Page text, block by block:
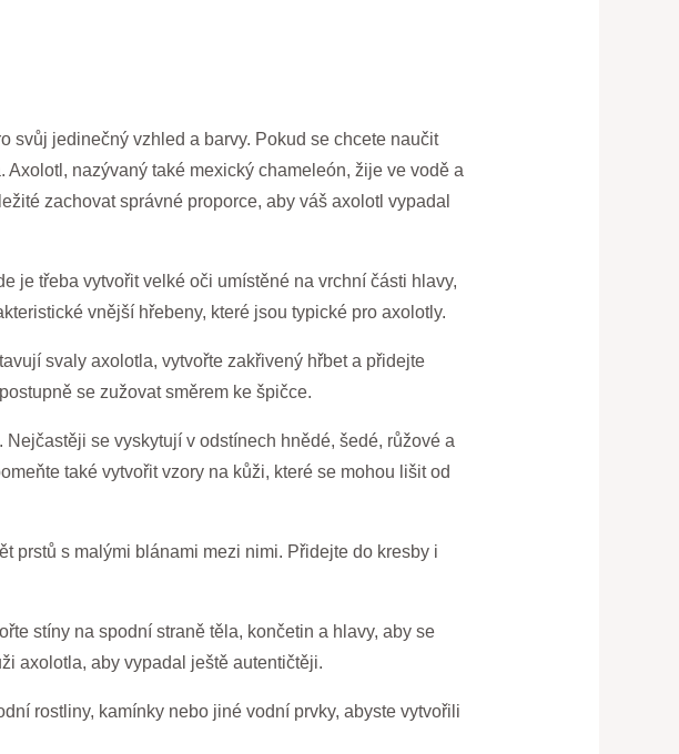
svůj jedinečný vzhled a barvy. Pokud se chcete naučit
nazývaný také mexický chameleón, žije ve vodě a
zachovat správné proporce, aby váš axolotl vypadal
je třeba vytvořit velké oči umístěné na vrchní části hlavy,
vnější hřebeny, které jsou typické pro axolotly.
svaly axolotla, vytvořte zakřivený hřbet a přidejte
se zužovat směrem ke špičce.
se vyskytují v odstínech hnědé, šedé, růžové a
také vytvořit vzory na kůži, které se mohou lišit od
prstů s malými blánami mezi nimi. Přidejte do kresby i
stíny na spodní straně těla, končetin a hlavy, aby se
axolotla, aby vypadal ještě autentičtěji.
rostliny, kamínky nebo jiné vodní prvky, abyste vytvořili